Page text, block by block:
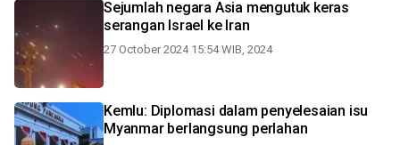
Sejumlah negara Asia mengutuk keras
serangan Israel ke Iran
27 October 2024 15:54 WIB, 2024
Kemlu: Diplomasi dalam penyelesaian isu
Myanmar berlangsung perlahan